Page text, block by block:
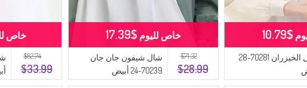
شال الخيزران 70281-28
$10.79
$71.32
$28.99
شال شيفون جان جان
70239-24 أبيض
خاص لليوم $17.39
$82.74
$33.99
خاص